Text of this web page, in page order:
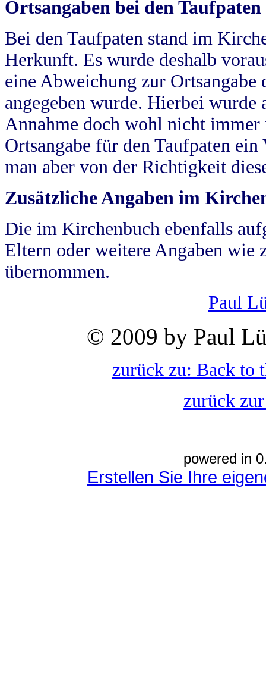
Ortsangaben bei den Taufpaten
Bei den Taufpaten stand im
Herkunft. Es wurde deshalb
eine Abweichung zur
angegeben wurde. Hierbei wurde
Annahme doch wohl nicht
Ortsangabe für den Taufpaten
man aber von der Richtigkeit
Zusätzliche Angaben im
Die im Kirchenbuch ebenfalls
Eltern oder weitere Angaben wie
übernommen.
Paul
© 2009 by Paul
zurück zu: Back to
zurück
powered in
Erstellen Sie Ihre